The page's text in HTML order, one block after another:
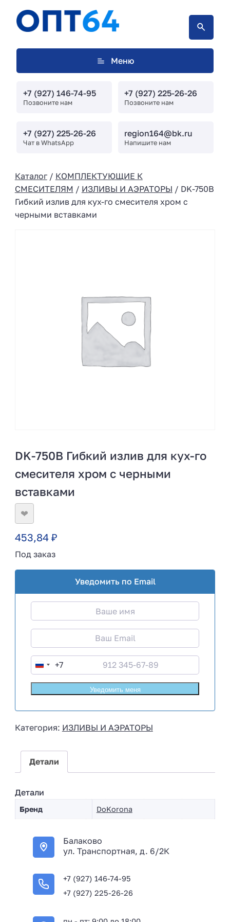
Меню
+7 (927) 146-74-95
Позвоните нам
+7 (927) 225-26-26
Позвоните нам
+7 (927) 225-26-26
Чат в WhatsApp
region164@bk.ru
Напишите нам
Каталог/ КОМПЛЕКТУЮЩИЕ К
СМЕСИТЕЛЯМ / ИЗЛИВЫ И АЭРАТОРЫ / DK-750B
Гибкий излив для кух-го смесителя хром с
черными вставками
DK-750B Гибкий излив для кух-го
смесителя хром с черными
вставками
❤
453,84 ₽
Под заказ
Уведомить по Email
R
u
s
a
7
+7
Категория: ИЗЛИВЫ И АЭРАТОРЫ
Детали
Детали
Бренд DoKorona
Балаково
ул. Транспортная, д. 6/2К
+7 (927) 146-74-95
+7 (927) 225-26-26